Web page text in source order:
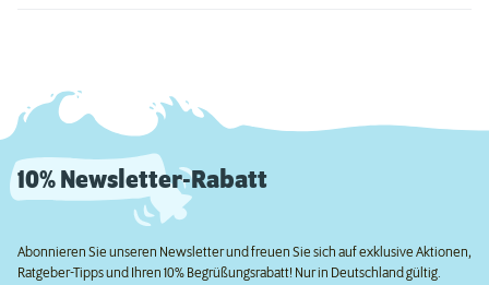
10% Newsletter-Rabatt
Abonnieren Sie unseren Newsletter und freuen Sie sich auf exklusive Aktionen,
Ratgeber-Tipps und Ihren 10% Begrüßungsrabatt! Nur in Deutschland gültig.